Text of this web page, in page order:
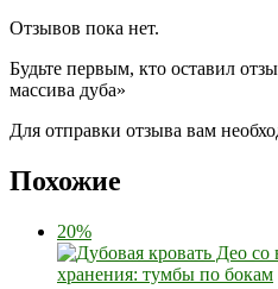
Отзывов пока нет.
Будьте первым, кто оставил
массива дуба»
Для отправки отзыва вам
Похожие
20%